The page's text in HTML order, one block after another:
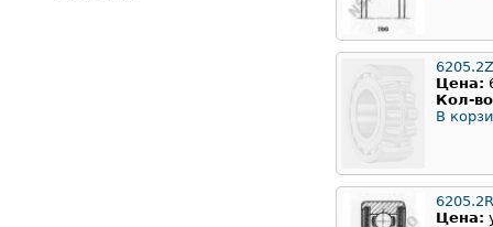
6205.2Z
Цена:
Кол-
В
Цена: